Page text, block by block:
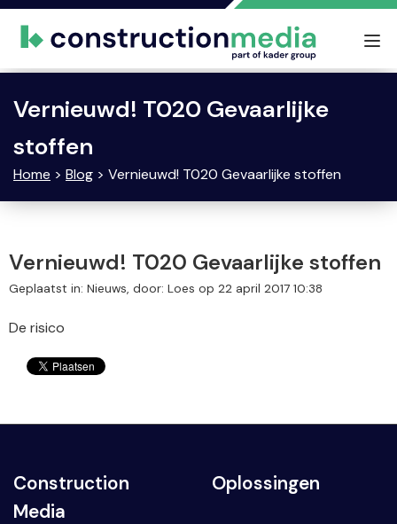
Vernieuwd! T020 Gevaarlijke
stoffen
Home > Blog > Vernieuwd! T020 Gevaarlijke stoffen
Vernieuwd! T020 Gevaarlijke stoffen
Geplaatst in: Nieuws, door: Loes op 22 april 2017 10:38
De risico
Construction
Media
Oplossingen